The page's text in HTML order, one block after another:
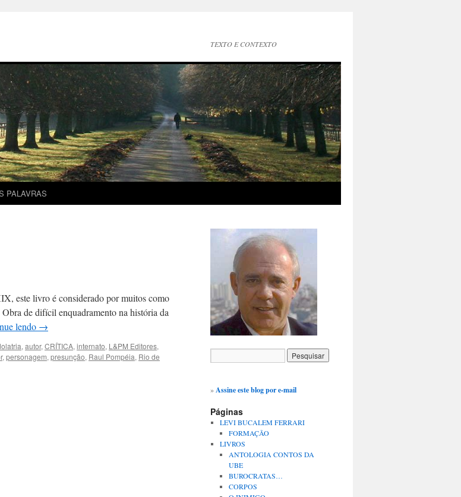
TEXTO E CONTEXTO
PALAVRAS
este livro é considerado por muitos como
de difícil enquadramento na história da
lendo →
, autor, CRÍTICA, internato, L&PM Editores,
, personagem, presunção, Raul Pompéia, Rio de
»Assine este blog por e-mail
Páginas
LEVI BUCALEM FERRARI
FORMAÇÃO
LIVROS
ANTOLOGIA CONTOS DA
UBE
BUROCRATAS…
CORPOS